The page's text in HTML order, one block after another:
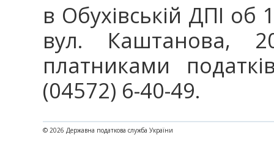
в Обухівській ДПІ
вул. Каштанова,
платниками
(04572) 6-40-49.
© 2026 Державна податкова служба України